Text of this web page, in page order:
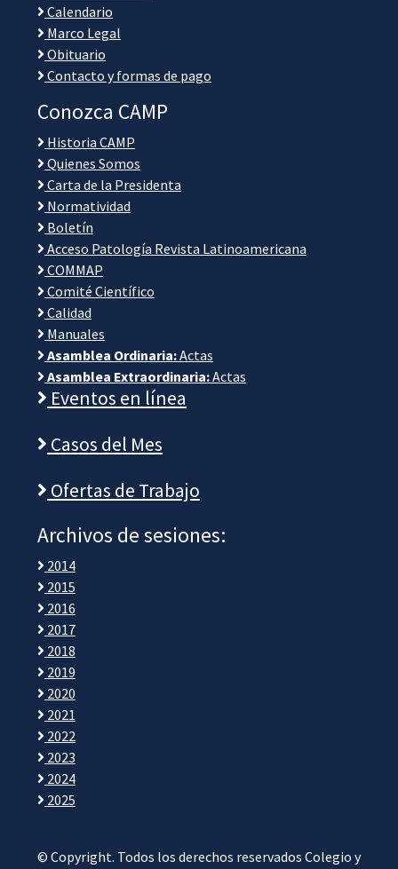
Calendario
Marco Legal
Obituario
Contacto y formas de pago
Conozca CAMP
Historia CAMP
Quienes Somos
Carta de la Presidenta
Normatividad
Boletín
Acceso Patología Revista Latinoamericana
COMMAP
Comité Científico
Calidad
Manuales
Asamblea Ordinaria:Actas
Asamblea Extraordinaria:Actas
Eventos en línea
Casos del Mes
Ofertas de Trabajo
Archivos de sesiones:
2014
2015
2016
2017
2018
2019
2020
2021
2022
2023
2024
2025
© Copyright. Todos los derechos reservados Colegio y